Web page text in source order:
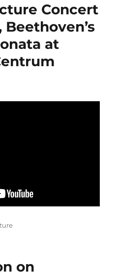
Concert
Beethoven’s
at
on